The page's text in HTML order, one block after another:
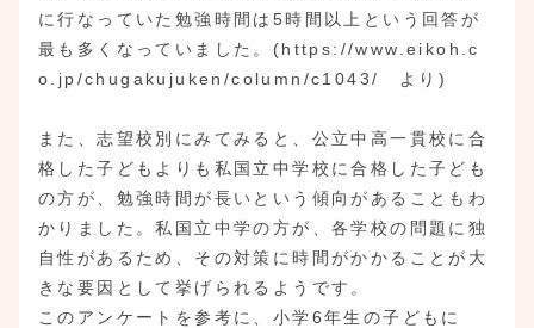
に行なっていた勉強時間は5時間以上という回答が
最も多くなっていました。(https://www.eikoh.c
o.jp/chugakujuken/column/c1043/ より)
また、志望校別にみてみると、公立中高一貫校に合
格した子どもよりも私国立中学校に合格した子ども
の方が、勉強時間が長いという傾向があることもわ
かりました。私国立中学の方が、各学校の問題に独
自性があるため、その対策に時間がかかることが大
きな要因として挙げられるようです。
このアンケートを参考に、小学6年生の子どもに